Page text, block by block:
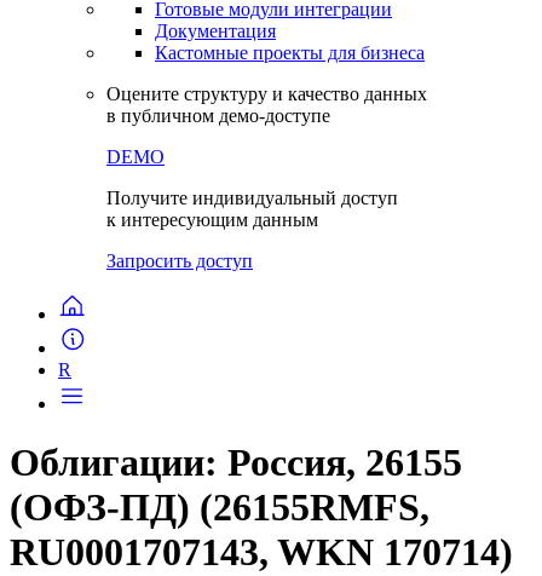
Готовые модули интеграции
Документация
Кастомные проекты для бизнеса
Оцените структуру и качество данных
в публичном демо-доступе
DEMO
Получите индивидуальный доступ
к интересующим данным
Запросить доступ
R
Облигации: Россия, 26155
(ОФЗ-ПД) (26155RMFS,
RU0001707143, WKN 170714)